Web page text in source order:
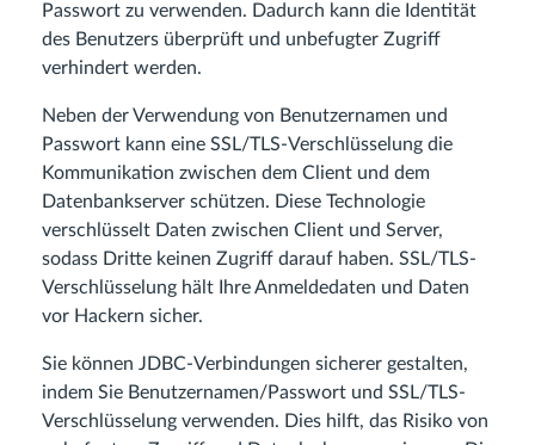
Passwort zu verwenden. Dadurch kann die Identität
des Benutzers überprüft und unbefugter Zugriff
verhindert werden.
Neben der Verwendung von Benutzernamen und
Passwort kann eine SSL/TLS-Verschlüsselung die
Kommunikation zwischen dem Client und dem
Datenbankserver schützen. Diese Technologie
verschlüsselt Daten zwischen Client und Server,
sodass Dritte keinen Zugriff darauf haben. SSL/TLS-
Verschlüsselung hält Ihre Anmeldedaten und Daten
vor Hackern sicher.
Sie können JDBC-Verbindungen sicherer gestalten,
indem Sie Benutzernamen/Passwort und SSL/TLS-
Verschlüsselung verwenden. Dies hilft, das Risiko von